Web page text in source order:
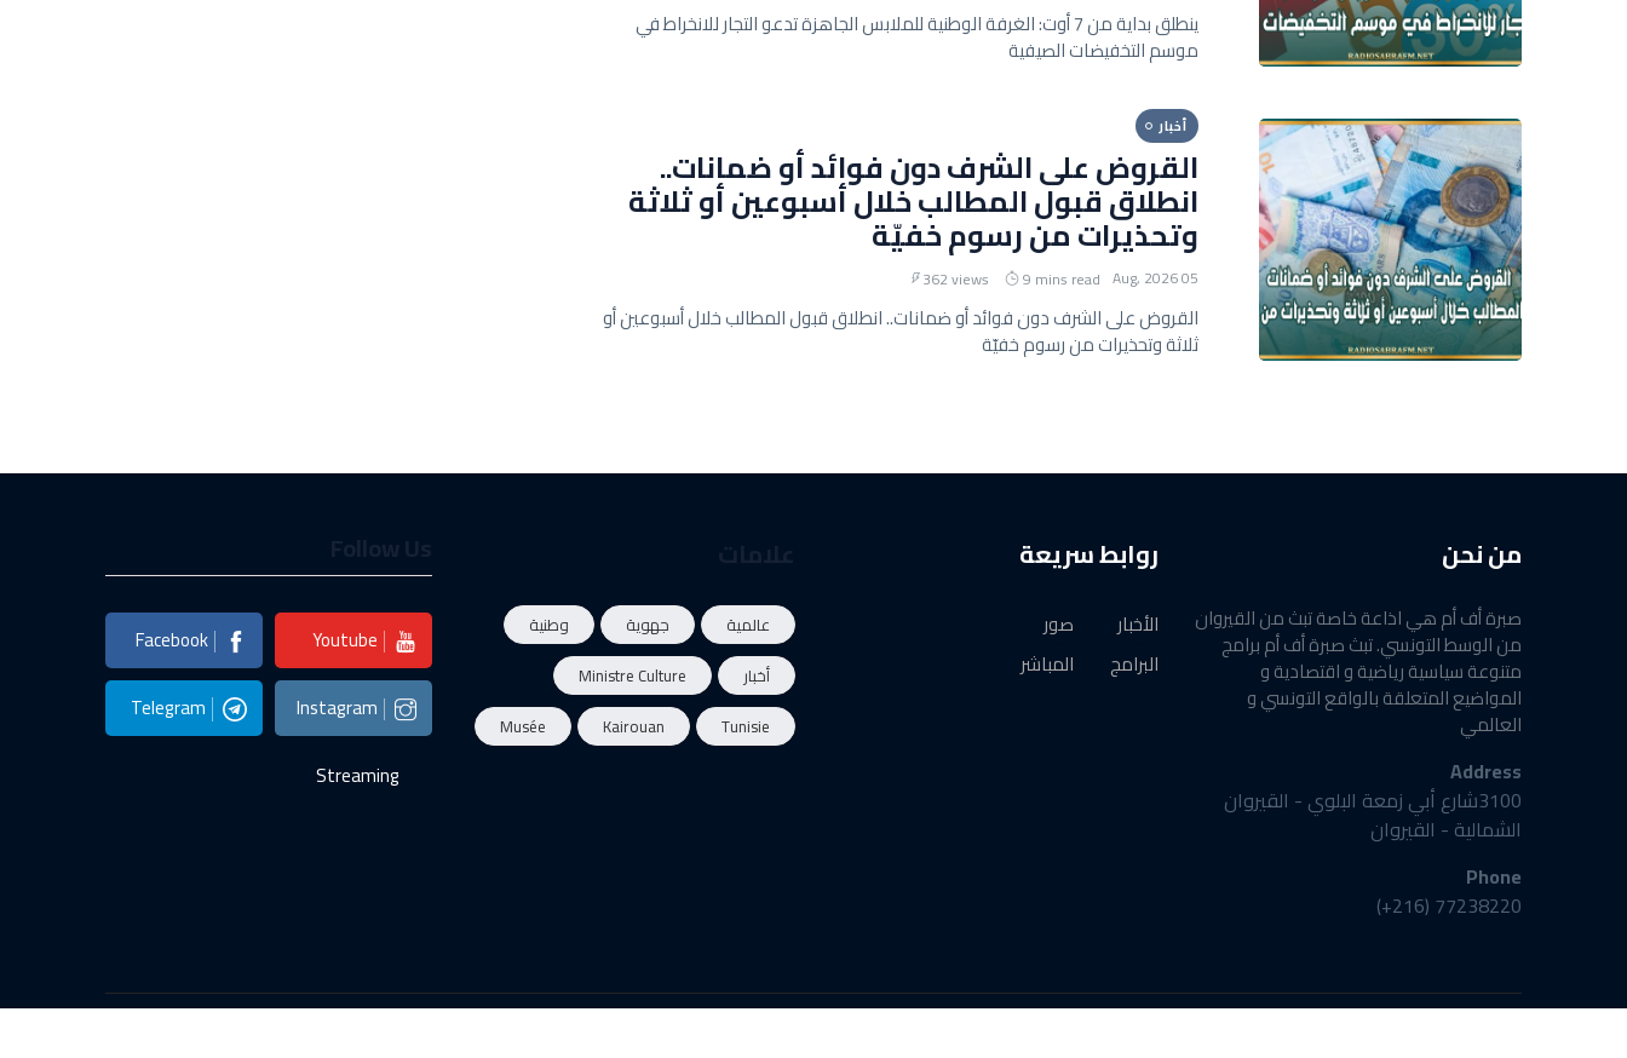
ينطلق بداية من 7 أوت: الغرفة الوطنية للملابس الجاهزة تدعو التجار للانخراط في
موسم التخفيضات الصيفية
أخبار
القروض على الشرف دون فوائد أو ضمانات..
انطلاق قبول المطالب خلال أسبوعين أو ثلاثة
وتحذيرات من رسوم خفيّة
05 Aug, 2026
9 mins read
362 views
القروض على الشرف دون فوائد أو ضمانات.. انطلاق قبول المطالب خلال أسبوعين أو
ثلاثة وتحذيرات من رسوم خفيّة
من نحن
صبرة أف أم هي اذاعة خاصة تبث من القيروان
من الوسط التونسي. تبث صبرة أف أم برامج
متنوعة سياسية رياضية و اقتصادية و
المواضيع المتعلقة بالواقع التونسي و
العالمي
Address
3100شارع أبي زمعة البلوي - القيروان
الشمالية - القيروان
Phone
77238220 (216+)
روابط سريعة
الأخبار
البرامج
صور
المباشر
عالمية جهوية
وطنية
أخبار
Ministre Culture
Tunisie
Kairouan
Musée
Youtube
Facebook
Instagram
Telegram
Streaming